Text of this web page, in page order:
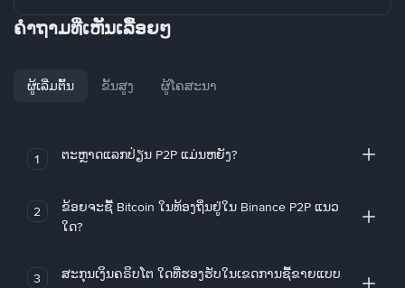
ຄໍາຖາມທີ່ເຫັນເລື້ອຍໆ
ຜູ້ເລີ່ມຕົ້ນ ຂັ້ນສູງ ຜູ້ໂຄສະນາ
1 ຕະຫຼາດແລກປ່ຽນ P2P ແມ່ນຫຍັງ?
2
ຂ້ອຍຈະຊື້ Bitcoin ໃນທ້ອງຖິ່ນຢູ່ໃນ Binance P2P ແນວ
ໃດ?
3
ສະກຸນເງິນຄຣິບໂຕ ໃດທີ່ຮອງຮັບໃນເຂດການຊື້ຂາຍແບບ